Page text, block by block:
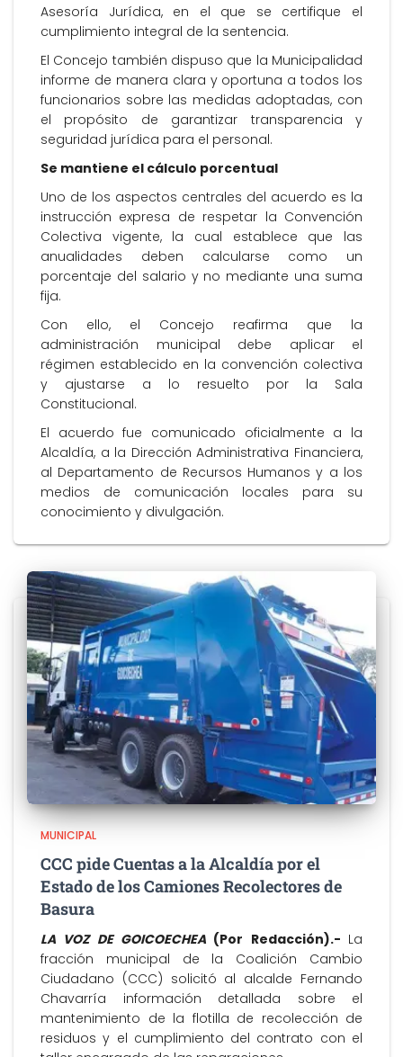
Asesoría Jurídica, en el que se certifique el
cumplimiento integral de la sentencia.
El Concejo también dispuso que la Municipalidad
informe de manera clara y oportuna a todos los
funcionarios sobre las medidas adoptadas, con
el propósito de garantizar transparencia y
seguridad jurídica para el personal.
Se mantiene el cálculo porcentual
Uno de los aspectos centrales del acuerdo es la
instrucción expresa de respetar la Convención
Colectiva vigente, la cual establece que las
anualidades deben calcularse como un
porcentaje del salario y no mediante una suma
fija.
Con ello, el Concejo reafirma que la
administración municipal debe aplicar el
régimen establecido en la convención colectiva
y ajustarse a lo resuelto por la Sala
Constitucional.
El acuerdo fue comunicado oficialmente a la
Alcaldía, a la Dirección Administrativa Financiera,
al Departamento de Recursos Humanos y a los
medios de comunicación locales para su
conocimiento y divulgación.
MUNICIPAL
CCC pide Cuentas a la Alcaldía por el
Estado de los Camiones Recolectores de
Basura
LA VOZ DE GOICOECHEA (Por Redacción).- La
fracción municipal de la Coalición Cambio
Ciudadano (CCC) solicitó al alcalde Fernando
Chavarría información detallada sobre el
mantenimiento de la flotilla de recolección de
residuos y el cumplimiento del contrato con el